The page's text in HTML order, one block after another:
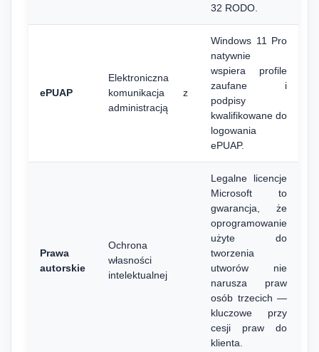
32 RODO.
ePUAP
Elektroniczna
komunikacja z
administracją
Windows 11 Pro
natywnie
wspiera profile
zaufane i
podpisy
kwalifikowane do
logowania
ePUAP.
Prawa
autorskie
Ochrona
własności
intelektualnej
Legalne licencje
Microsoft to
gwarancja, że
oprogramowanie
użyte do
tworzenia
utworów nie
narusza praw
osób trzecich —
kluczowe przy
cesji praw do
klienta.